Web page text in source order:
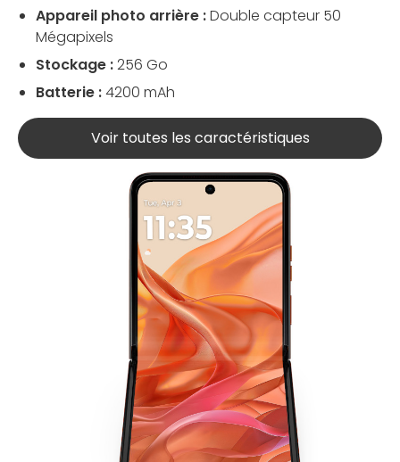
Appareil photo arrière :Double capteur 50
Mégapixels
Stockage :256 Go
Batterie :4200 mAh
Voir toutes les caractéristiques